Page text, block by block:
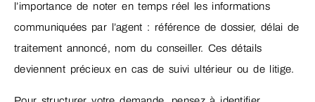
l’importance de noter en temps réel les informations
communiquées par l’agent : référence de dossier, délai de
traitement annoncé, nom du conseiller. Ces détails
deviennent précieux en cas de suivi ultérieur ou de litige.